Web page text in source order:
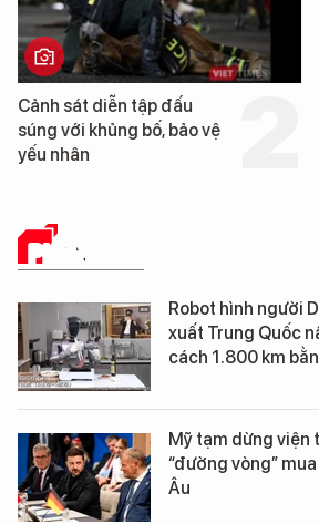
Cảnh sát diễn tập đấu
súng với khủng bố, bảo vệ
yếu nhân
PHÂN TÍCH
Robot hình người
xuất Trung Quốc
cách 1.800 km
Mỹ tạm dừng viện
“đường vòng”
Âu